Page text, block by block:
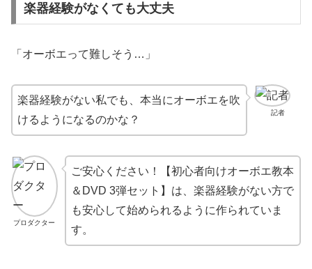
楽器経験がなくても大丈夫
「オーボエって難しそう…」
記者
楽器経験がない私でも、本当にオーボエを吹
けるようになるのかな？
プロダクター
ご安心ください！【初心者向けオーボエ教本
＆DVD 3弾セット】は、楽器経験がない方で
も安心して始められるように作られていま
す。